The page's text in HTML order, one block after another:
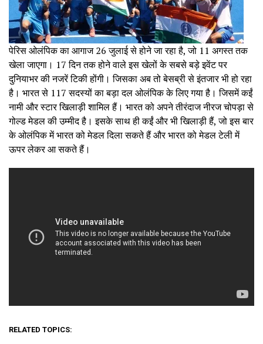
पेरिस ओलंपिक का आगाज 26 जुलाई से होने जा रहा है, जो 11 अगस्त तक
खेला जाएगा। 17 दिन तक होने वाले इस खेलों के सबसे बड़े इवेंट पर
दुनियाभर की नजरें टिकी होंगी। जिसका अब तो बेसब्री से इंतजार भी हो रहा
है। भारत से 117 सदस्यों का बड़ा दल ओलंपिक के लिए गया है। जिसमें कईं
नामी और स्टार खिलाड़ी शामिल हैं। भारत को अपने तीरंदाज नीरज चोपड़ा से
गोल्ड मेडल की उम्मीद है। इसके साथ ही कईं और भी खिलाड़ी हैं, जो इस बार
के ओलंपिक में भारत को मेडल दिला सकते हैं और भारत को मेडल टेली में
ऊपर लेकर आ सकते हैं।
RELATED TOPICS: